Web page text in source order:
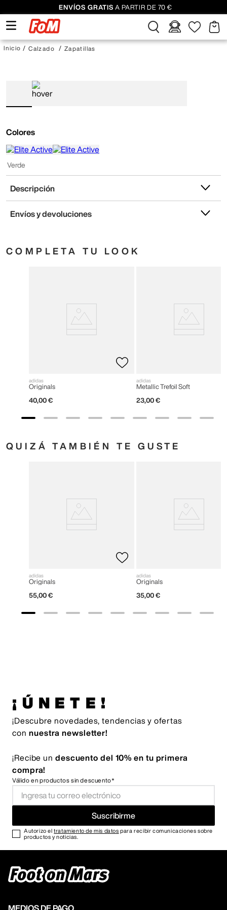
ENVÍOS GRATIS A PARTIR DE 70 €
Calzado Zapatillas
Colores
Verde
Descripción
Envíos y devoluciones
COMPLETA TU LOOK
adidas
Originals
40,00 €
adidas
Metallic Trefoil Soft
23,00 €
QUIZÁ TAMBIÉN TE GUSTE
adidas
Originals
55,00 €
adidas
Originals
35,00 €
¡ÚNETE!
¡Descubre novedades, tendencias y ofertas
con nuestra newsletter!
¡Recibe un descuento del 10% en tu primera
compra!
Válido en productos sin descuento*
Suscribirme
Autorizo eltratamiento de mis datos para recibir comunicaciones sobre
productos y noticias.
MEDIOS DE PAGO